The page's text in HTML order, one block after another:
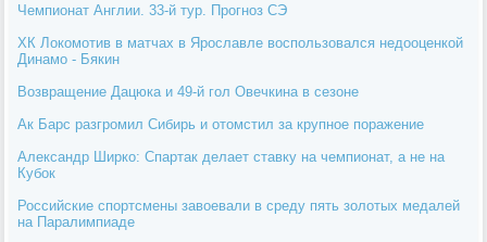
Чемпионат Англии. 33-й тур. Прогноз СЭ
ХК Локомотив в матчах в Ярославле воспользовался недооценкой
Динамо - Бякин
Возвращение Дацюка и 49-й гол Овечкина в сезоне
Ак Барс разгромил Сибирь и отомстил за крупное поражение
Александр Ширко: Спартак делает ставку на чемпионат, а не на
Кубок
Российские спортсмены завоевали в среду пять золотых медалей
на Паралимпиаде